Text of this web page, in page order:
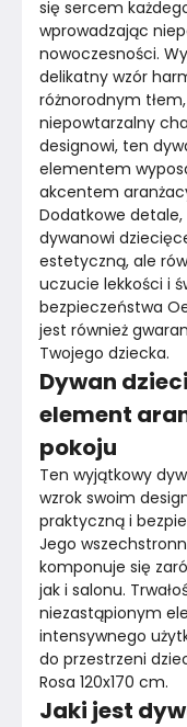
Marka
Montaż
się sercem
wprowadzając
nowoczesności.
delikatny wzór
różnorodnym
niepowtarzalny
designowi, ten
elementem
akcentem
Dodatkowe detale,
dywanowi
estetyczną, ale
uczucie lekkości i
bezpieczeństwa
jest również
Twojego dziecka.
Dywan
element
pokoju
Ten wyjątkowy
wzrok swoim
praktyczną i
Jego
komponuje się
jak i salonu.
niezastąpionym
intensywnego
do przestrzeni
Rosa 120x170 cm.
Jaki jest